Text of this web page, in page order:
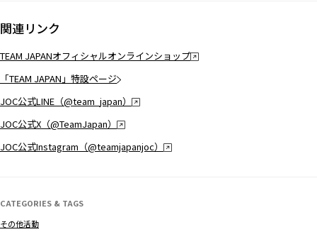
関連リンク
TEAM JAPANオフィシャルオンラインショップ
「TEAM JAPAN」特設ページ
JOC公式LINE（@team_japan）
JOC公式X（@TeamJapan）
JOC公式Instagram（@teamjapanjoc）
CATEGORIES & TAGS
その他活動